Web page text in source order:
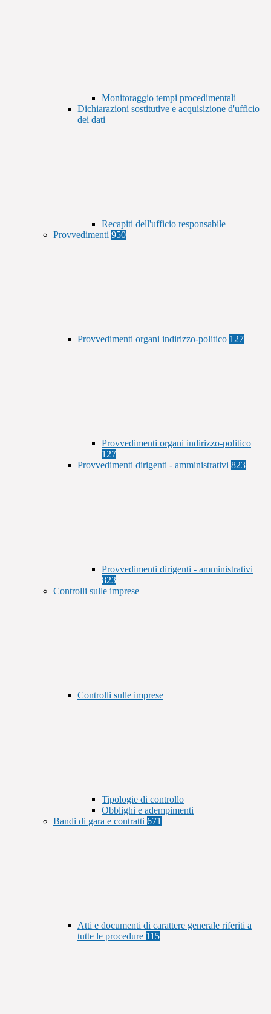
Monitoraggio tempi procedimentali
Dichiarazioni sostitutive e acquisizione d'ufficio
dei dati
Recapiti dell'ufficio responsabile
Provvedimenti 950
Provvedimenti organi indirizzo-politico 127
Provvedimenti organi indirizzo-politico
127
Provvedimenti dirigenti - amministrativi 823
Provvedimenti dirigenti - amministrativi
823
Controlli sulle imprese
Controlli sulle imprese
Tipologie di controllo
Obblighi e adempimenti
Bandi di gara e contratti 671
Atti e documenti di carattere generale riferiti a
tutte le procedure 115